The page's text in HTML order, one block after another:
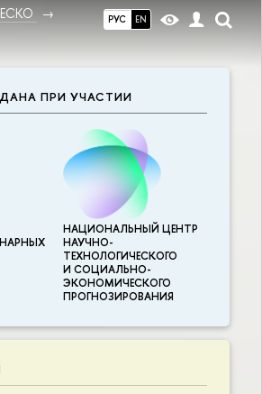
РУС EN
ПРИ УЧАСТИИ
НАЦИОНАЛЬНЫЙ ЦЕНТР
НАУЧНО-
ТЕХНОЛОГИЧЕСКОГО
И СОЦИАЛЬНО-
ЭКОНОМИЧЕСКОГО
ПРОГНОЗИРОВАНИЯ